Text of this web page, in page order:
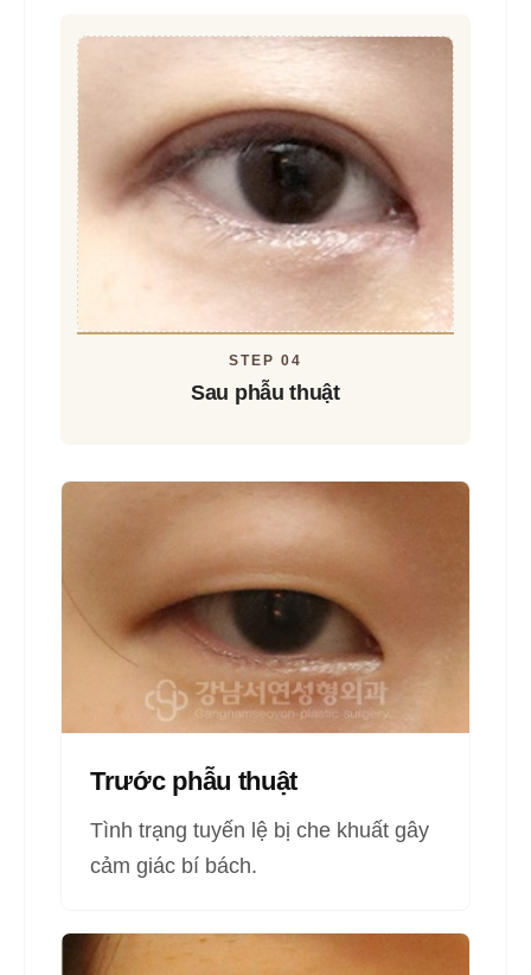
STEP 04
Sau phẫu thuật
Trước phẫu thuật
Tình trạng tuyến lệ bị che khuất gây
cảm giác bí bách.